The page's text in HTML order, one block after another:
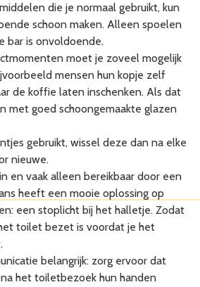
die je normaal gebruikt, kun
schoon maken. Alleen spoelen
bar is onvoldoende.
moet je zoveel mogelijk
mensen hun kopje zelf
de koffie laten inschenken. Als dat
met goed schoongemaakte glazen
gebruikt, wissel deze dan na elke
nieuwe.
en vaak alleen bereikbaar door een
heeft een mooie oplossing op
een stoplicht bij het halletje. Zodat
toilet bezet is voordat je het
belangrijk: zorg ervoor dat
het toiletbezoek hun handen